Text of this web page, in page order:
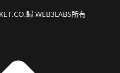
歸 WEB3LABS所有